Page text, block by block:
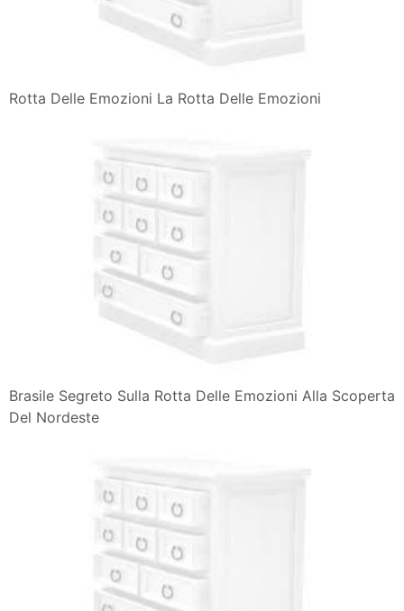
Rotta Delle Emozioni La Rotta Delle Emozioni
Brasile Segreto Sulla Rotta Delle Emozioni Alla Scoperta
Del Nordeste